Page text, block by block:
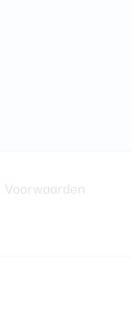
Voorwaarden